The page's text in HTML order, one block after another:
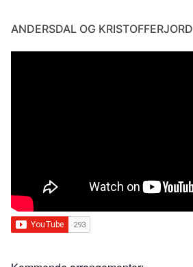
ANDERSDAL OG KRISTOFFERJORD